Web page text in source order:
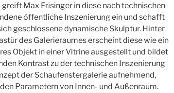
greift Max Frisinger in diese nach technischen
öffentliche Inszenierung ein und schafft
geschlossene dynamische Skulptur. Hinter
des Galerieraumes erscheint diese wie ein
Objekt in einer Vitrine ausgestellt und bildet
Kontrast zu der technischen Inszenierung
der Schaufenstergalerie aufnehmend,
Parametern von Innen- und Außenraum.